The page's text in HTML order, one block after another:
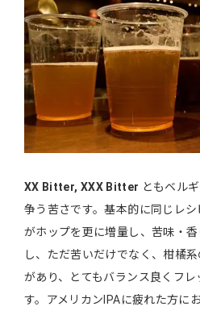
XX Bitter, XXX Bitter ともベル
争う苦さです。基本的に同じレ
がホップを更に増量し、苦味・
し、ただ苦いだけでなく、柑橘
があり、とてもバランス良くフ
す。アメリカンIPAに疲れた方に